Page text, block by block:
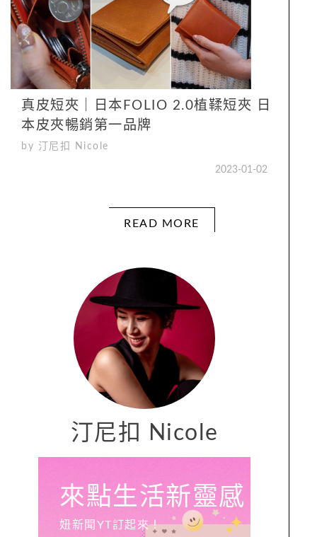
真皮短夾｜日本FOLIO 2.0植鞣短夾 日
本皮夾暢銷第一品牌
by 汀尼扣 Nicole
2023-01-02
READ MORE
汀尼扣 Nicole
來點生活新靈感
妞新聞YT訂起來！